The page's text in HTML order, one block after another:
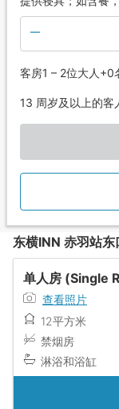
客房1 – 2位大人+0
13 周岁及以上的客
东横INN 赤羽站东
单人房 (Single
查看照片
12平方米
禁烟房
淋浴和浴缸